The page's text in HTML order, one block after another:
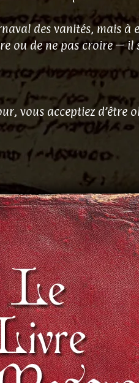
des vanités, mais à
ou de ne pas croire — il
vous acceptiez d’être